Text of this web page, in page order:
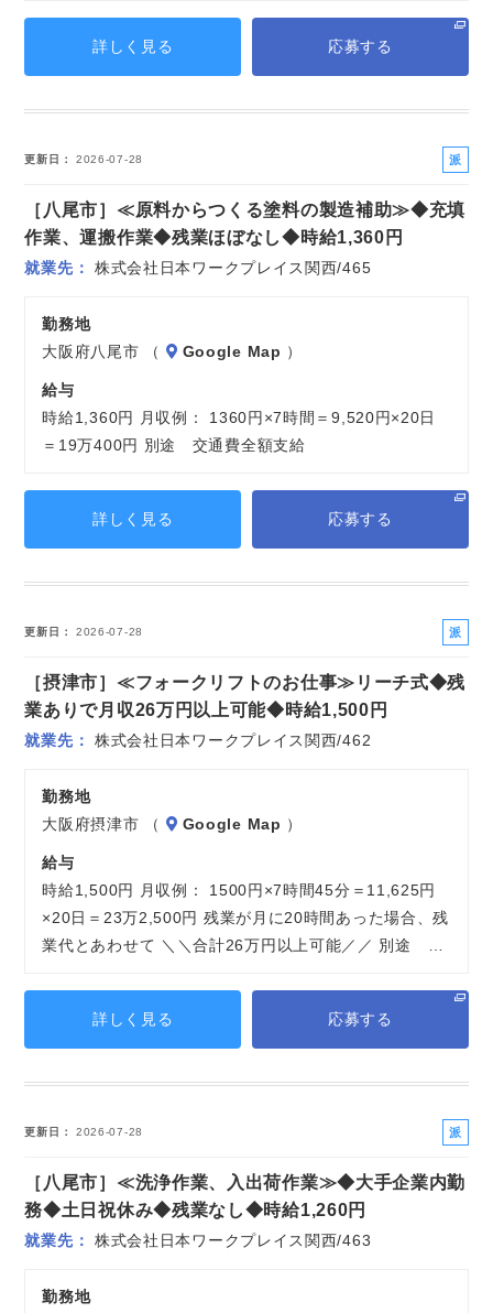
詳しく見る 応募する
更新日 2026-07-28
派
社
［八尾市］≪原料からつくる塗料の製造補助≫◆充填
作業、運搬作業◆残業ほぼなし◆時給1,360円
就業先 株式会社日本ワークプレイス関西/465
勤務地
大阪府八尾市 （
Google Map ）
給与
時給1,360円 月収例： 1360円×7時間＝9,520円×20日
＝19万400円 別途 交通費全額支給
詳しく見る 応募する
更新日 2026-07-28
派
社
［摂津市］≪フォークリフトのお仕事≫リーチ式◆残
業ありで月収26万円以上可能◆時給1,500円
就業先 株式会社日本ワークプレイス関西/462
勤務地
大阪府摂津市 （
Google Map ）
給与
時給1,500円 月収例： 1500円×7時間45分＝11,625円
×20日＝23万2,500円 残業が月に20時間あった場合、残
業代とあわせて ＼＼合計26万円以上可能／／ 別途 …
詳しく見る 応募する
更新日 2026-07-28
派
社
［八尾市］≪洗浄作業、入出荷作業≫◆大手企業内勤
務◆土日祝休み◆残業なし◆時給1,260円
就業先 株式会社日本ワークプレイス関西/463
勤務地